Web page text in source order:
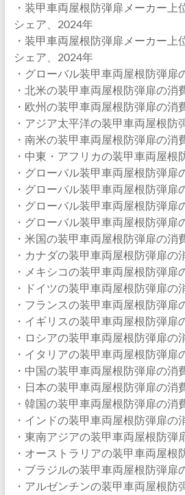
・装甲車両屋根防弾扉メーカー上
シェア、2024年
・装甲車両屋根防弾扉メーカー上
シェア、2024年
・グローバル装甲車両屋根防弾扉
・北米の装甲車両屋根防弾扉の消
・欧州の装甲車両屋根防弾扉の消
・アジア太平洋の装甲車両屋根防
・南米の装甲車両屋根防弾扉の消
・中東・アフリカの装甲車両屋根
・グローバル装甲車両屋根防弾扉
・グローバル装甲車両屋根防弾扉
・グローバル装甲車両屋根防弾扉
・グローバル装甲車両屋根防弾扉
・米国の装甲車両屋根防弾扉の消
・カナダの装甲車両屋根防弾扉の
・メキシコの装甲車両屋根防弾扉
・ドイツの装甲車両屋根防弾扉の
・フランスの装甲車両屋根防弾扉
・イギリスの装甲車両屋根防弾扉
・ロシアの装甲車両屋根防弾扉の
・イタリアの装甲車両屋根防弾扉
・中国の装甲車両屋根防弾扉の消
・日本の装甲車両屋根防弾扉の消
・韓国の装甲車両屋根防弾扉の消
・インドの装甲車両屋根防弾扉の
・東南アジアの装甲車両屋根防弾
・オーストラリアの装甲車両屋根
・ブラジルの装甲車両屋根防弾扉
・アルゼンチンの装甲車両屋根防